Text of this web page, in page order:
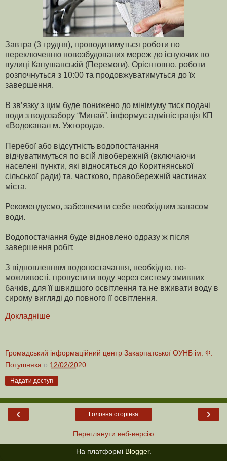
Завтра (3 грудня), проводитимуться роботи по
переключенню новозбудованих мереж до існуючих по
вулиці Капушанській (Перемоги). Орієнтовно, роботи
розпочнуться з 10:00 та продовжуватимуться до їх
завершення.
В зв’язку з цим буде понижено до мінімуму тиск подачі
води з водозабору “Минай”, інформує адміністрація КП
«Водоканал м. Ужгорода».
Перебої або відсутність водопостачання
відчуватимуться по всій лівобережній (включаючи
населені пункти, які відносяться до Коритнянської
сільської ради) та, частково, правобережній частинах
міста.
Рекомендуємо, забезпечити себе необхідним запасом
води.
Водопостачання буде відновлено одразу ж після
завершення робіт.
З відновленням водопостачання, необхідно, по-
можливості, пропустити воду через систему змивних
бачків, для її швидшого освітлення та не вживати воду в
сирому вигляді до повного її освітлення.
Докладніше
Громадський інформаційний центр Закарпатської ОУНБ ім. Ф.
Потушняка о 12/02/2020
Надати доступ
‹ ›
Головна сторінка
Переглянути веб-версію
На платформі Blogger.